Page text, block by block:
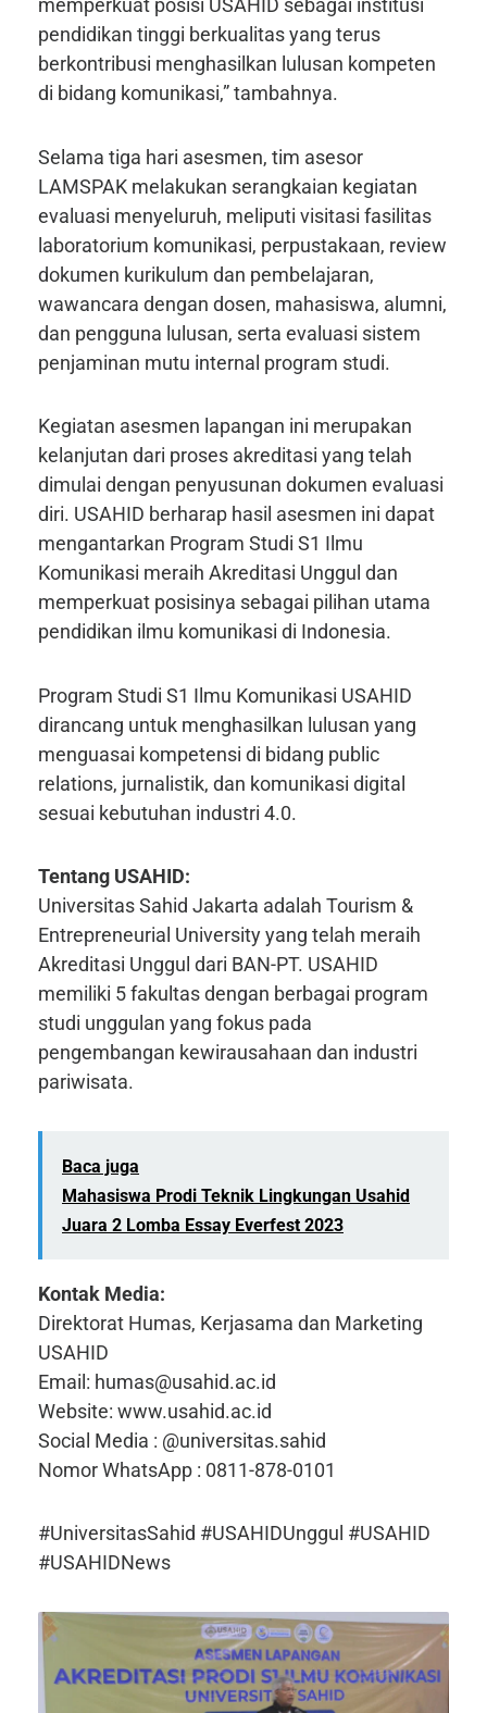
memperkuat posisi USAHID sebagai institusi
pendidikan tinggi berkualitas yang terus
berkontribusi menghasilkan lulusan kompeten
di bidang komunikasi,” tambahnya.
Selama tiga hari asesmen, tim asesor
LAMSPAK melakukan serangkaian kegiatan
evaluasi menyeluruh, meliputi visitasi fasilitas
laboratorium komunikasi, perpustakaan, review
dokumen kurikulum dan pembelajaran,
wawancara dengan dosen, mahasiswa, alumni,
dan pengguna lulusan, serta evaluasi sistem
penjaminan mutu internal program studi.
Kegiatan asesmen lapangan ini merupakan
kelanjutan dari proses akreditasi yang telah
dimulai dengan penyusunan dokumen evaluasi
diri. USAHID berharap hasil asesmen ini dapat
mengantarkan Program Studi S1 Ilmu
Komunikasi meraih Akreditasi Unggul dan
memperkuat posisinya sebagai pilihan utama
pendidikan ilmu komunikasi di Indonesia.
Program Studi S1 Ilmu Komunikasi USAHID
dirancang untuk menghasilkan lulusan yang
menguasai kompetensi di bidang public
relations, jurnalistik, dan komunikasi digital
sesuai kebutuhan industri 4.0.
Tentang USAHID:
Universitas Sahid Jakarta adalah Tourism &
Entrepreneurial University yang telah meraih
Akreditasi Unggul dari BAN-PT. USAHID
memiliki 5 fakultas dengan berbagai program
studi unggulan yang fokus pada
pengembangan kewirausahaan dan industri
pariwisata.
Baca juga
Mahasiswa Prodi Teknik Lingkungan Usahid
Juara 2 Lomba Essay Everfest 2023
Kontak Media:
Direktorat Humas, Kerjasama dan Marketing
USAHID
Email: humas@usahid.ac.id
Website: www.usahid.ac.id
Social Media : @universitas.sahid
Nomor WhatsApp : 0811-878-0101
#UniversitasSahid #USAHIDUnggul #USAHID
#USAHIDNews